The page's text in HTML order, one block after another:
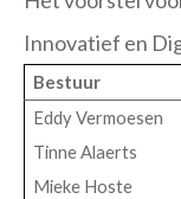
Innovatief en
Bestuur
Eddy Vermoesen
Tinne Alaerts
Mieke Hoste